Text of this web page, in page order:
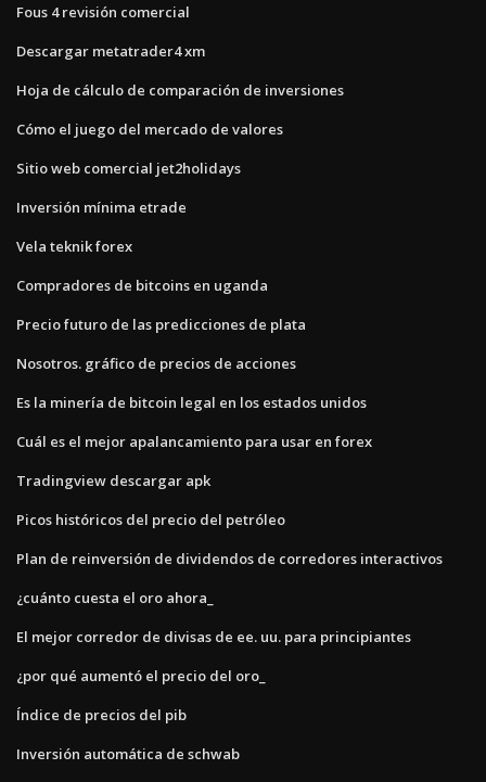
Fous 4 revisión comercial
Descargar metatrader4 xm
Hoja de cálculo de comparación de inversiones
Cómo el juego del mercado de valores
Sitio web comercial jet2holidays
Inversión mínima etrade
Vela teknik forex
Compradores de bitcoins en uganda
Precio futuro de las predicciones de plata
Nosotros. gráfico de precios de acciones
Es la minería de bitcoin legal en los estados unidos
Cuál es el mejor apalancamiento para usar en forex
Tradingview descargar apk
Picos históricos del precio del petróleo
Plan de reinversión de dividendos de corredores interactivos
¿cuánto cuesta el oro ahora_
El mejor corredor de divisas de ee. uu. para principiantes
¿por qué aumentó el precio del oro_
Índice de precios del pib
Inversión automática de schwab